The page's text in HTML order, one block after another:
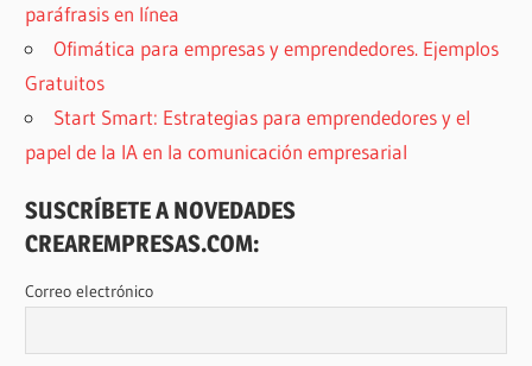
paráfrasis en línea
Ofimática para empresas y emprendedores. Ejemplos
Gratuitos
Start Smart: Estrategias para emprendedores y el
papel de la IA en la comunicación empresarial
SUSCRÍBETE A NOVEDADES
CREAREMPRESAS.COM:
Correo electrónico